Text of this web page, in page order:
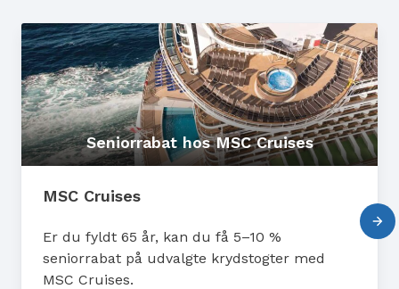
Seniorrabat hos MSC Cruises
MSC Cruises
Er du fyldt 65 år, kan du få 5–10 %
seniorrabat på udvalgte krydstogter med
MSC Cruises.